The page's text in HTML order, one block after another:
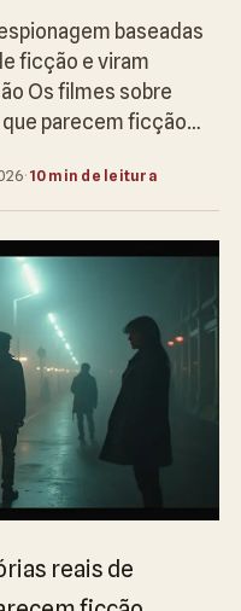
baseadas
ficção e viram
Os filmes sobre
parecem ficção…
· 10 min de leitura
reais de